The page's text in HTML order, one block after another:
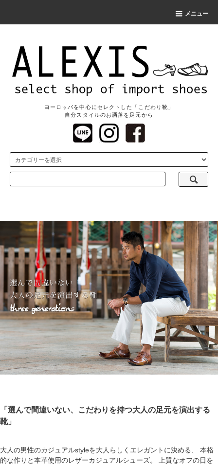
メニュー
ヨーロッパを中心にセレクトした「こだわり靴」
自分スタイルのお洒落を足元から
「選んで間違いない、こだわりを持つ大人の足元を演出する
靴」
大人の男性のカジュアルstyleを大人らしくエレガントに決める、 本格
的な作りと本革使用のレザーカジュアルシューズ。 上質なオフの日を